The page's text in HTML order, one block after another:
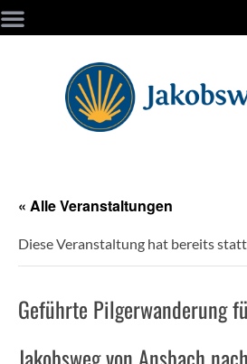
« Alle Veranstaltungen
Diese Veranstaltung hat bereits
Geführte Pilgerwanderung